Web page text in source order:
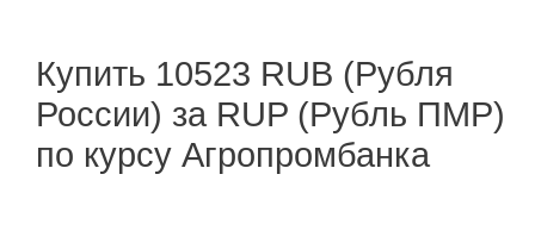
Купить 10523 RUB (Рубля
России) за RUP (Рубль ПМР)
по курсу Агропромбанка